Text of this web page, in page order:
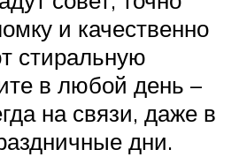
и качественно
стиральную
в любой день –
на связи, даже в
дни.